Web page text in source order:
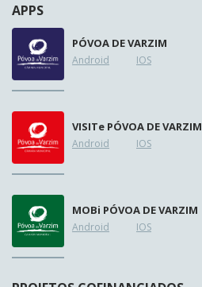
APPS
PÓVOA DE VARZIM
Android IOS
VISITe PÓVOA DE VARZIM
Android IOS
MOBi PÓVOA DE VARZIM
Android IOS